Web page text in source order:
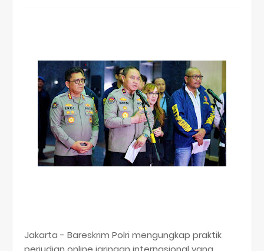
Jakarta - Bareskrim Polri mengungkap praktik